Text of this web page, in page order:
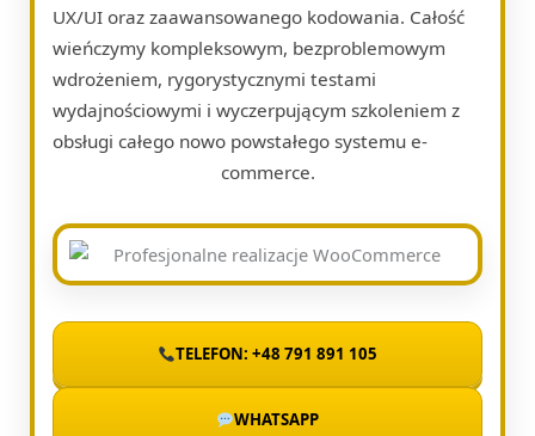
UX/UI oraz zaawansowanego kodowania. Całość
wieńczymy kompleksowym, bezproblemowym
wdrożeniem, rygorystycznymi testami
wydajnościowymi i wyczerpującym szkoleniem z
obsługi całego nowo powstałego systemu e-
commerce.
TELEFON: +48 791 891 105
WHATSAPP